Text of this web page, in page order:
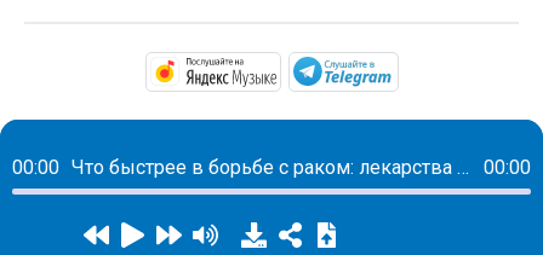
https://music.yandex.ru/
00:00 Что быстрее в борьбе с раком: лекарства или лучевая терапия 00:00